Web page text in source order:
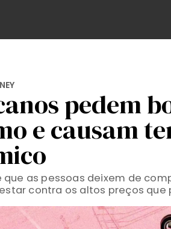
pedem
e causam
que as pessoas deixem de
contra os altos preços